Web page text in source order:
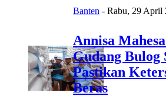
Banten - Rabu, 29 April
Annisa
Gudang Bulog
Pastikan
Beras